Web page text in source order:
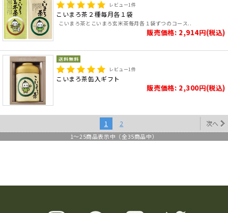
レビュー1件
こいまろ茶２種毎月各１袋
こいまろ茶とこいまろ玄米茶毎月各１袋ずつのコース..
販売価格: 2,914円(税込)
レビュー1件
こいまろ茶缶入ギフト
販売価格: 2,300円(税込)
1 2 次へ
1～25商品表示中（全35商品中）